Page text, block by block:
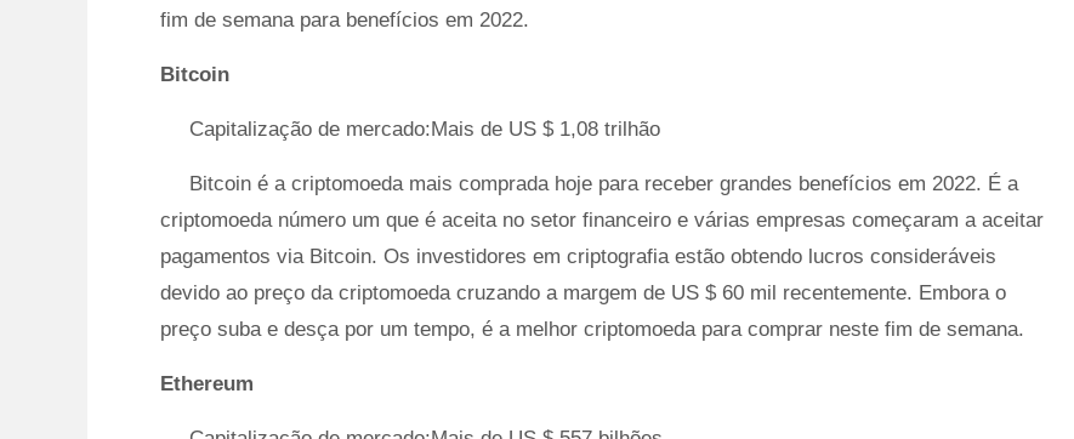
fim de semana para benefícios em 2022.
Bitcoin
Capitalização de mercado:Mais de US $ 1,08 trilhão
Bitcoin é a criptomoeda mais comprada hoje para receber grandes benefícios em 2022. É a
criptomoeda número um que é aceita no setor financeiro e várias empresas começaram a aceitar
pagamentos via Bitcoin. Os investidores em criptografia estão obtendo lucros consideráveis ​​
devido ao preço da criptomoeda cruzando a margem de US $ 60 mil recentemente. Embora o
preço suba e desça por um tempo, é a melhor criptomoeda para comprar neste fim de semana.
Ethereum